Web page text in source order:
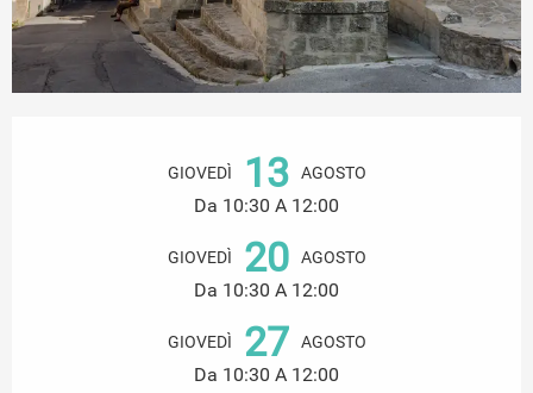
GIOVEDÌ 13 AGOSTO
Da 10:30 A 12:00
GIOVEDÌ 20 AGOSTO
Da 10:30 A 12:00
GIOVEDÌ 27 AGOSTO
Da 10:30 A 12:00